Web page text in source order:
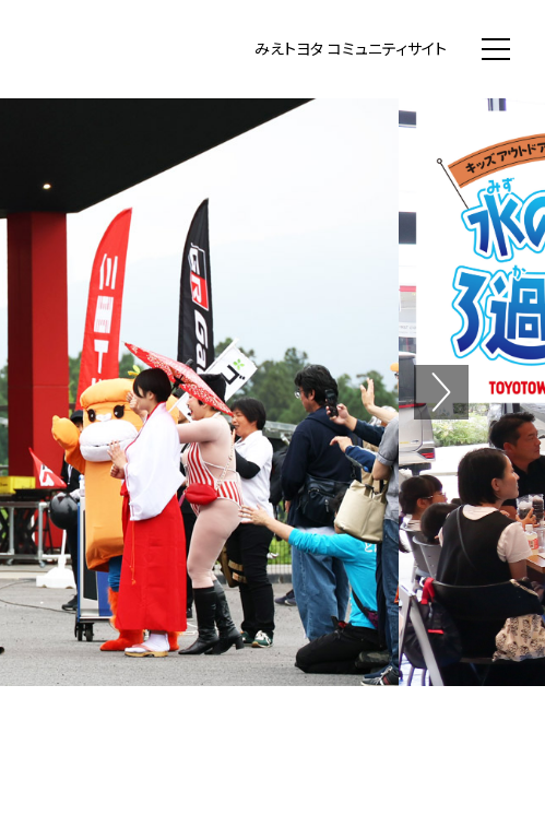
みえトヨタ コミュニティサイト
Next